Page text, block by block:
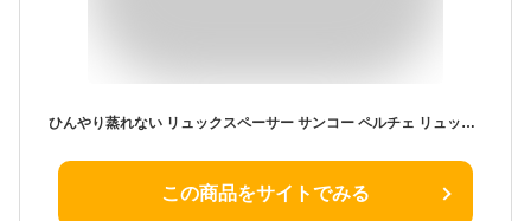
ひんやり蒸れない リュックスペーサー サンコー ペルチェ リュック 蒸れ防止 リュック用 冷却プレート ひんやりグッズ 涼しい 冷たい 接触冷感 熱中症対策 夏用 SPACERSBK 蒸れ対策 敬老の日 プレゼント 暑さ対策
この商品をサイトでみる